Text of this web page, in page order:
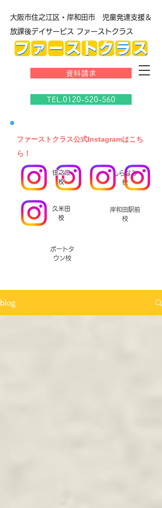
大阪市住之江区・岸和田市 児童発達支援＆
放課後デイサービス ファーストクラス
資料請求
TEL.0120-520-560
​ファーストクラス公式Instagramはこち
ら！
しらなみ
校
久米田
校
岸和田駅前
校
ポートタ
ウン校
住之江
校
blog